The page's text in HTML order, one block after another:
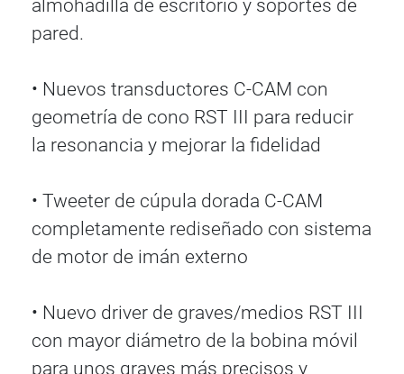
almohadilla de escritorio y soportes de
pared.
• Nuevos transductores C-CAM con
geometría de cono RST III para reducir
la resonancia y mejorar la fidelidad
• Tweeter de cúpula dorada C-CAM
completamente rediseñado con sistema
de motor de imán externo
• Nuevo driver de graves/medios RST III
con mayor diámetro de la bobina móvil
para unos graves más precisos y